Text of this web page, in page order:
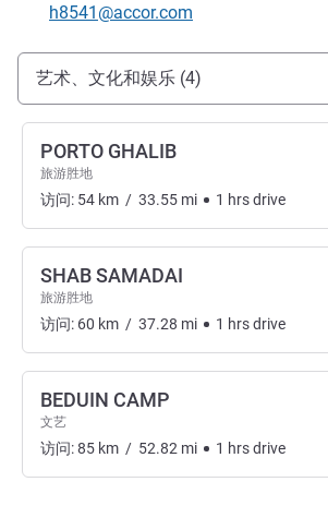
联系电子邮件
h8541@accor.com
抵达和交通
艺术、文化和娱乐 (4)
PORTO GHALIB
旅游胜地
访问: 54 km / 33.55 mi 1 hrsdrive
SHAB SAMADAI
旅游胜地
访问: 60 km / 37.28 mi 1 hrsdrive
BEDUIN CAMP
文艺
访问:85 km / 52.82 mi 1 hrsdrive